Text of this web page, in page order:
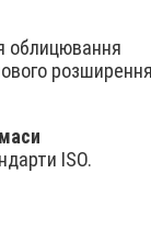
облицювання
ISO.